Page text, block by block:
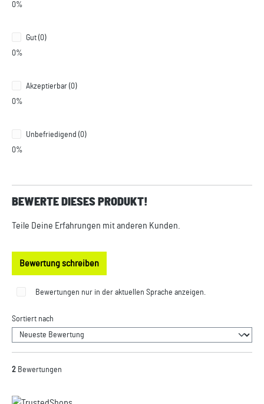
0%
Gut (0)
0%
Akzeptierbar (0)
0%
Unbefriedigend (0)
0%
BEWERTE DIESES PRODUKT!
Teile Deine Erfahrungen mit anderen Kunden.
Bewertung schreiben
Bewertungen nur in der aktuellen Sprache anzeigen.
Sortiert nach
2 Bewertungen